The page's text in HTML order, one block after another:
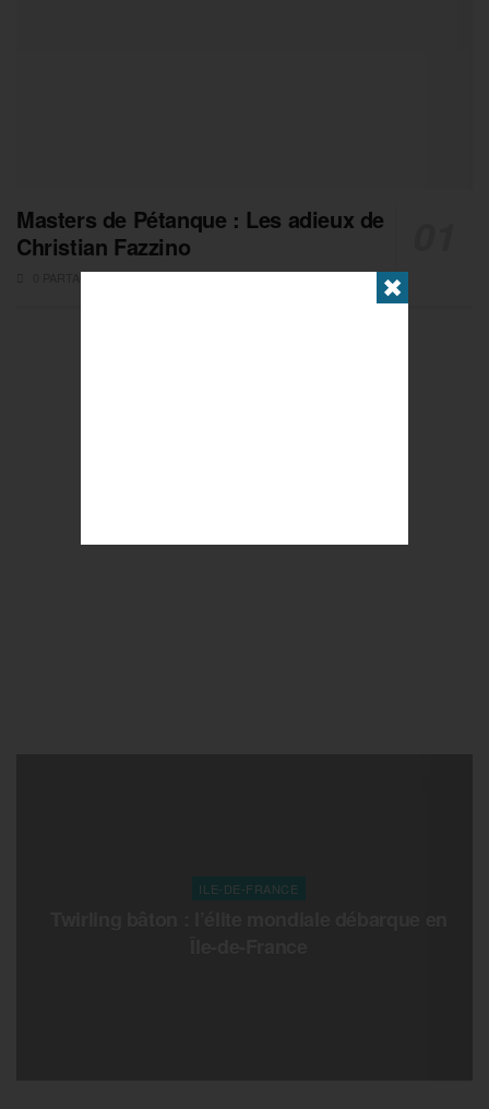
Masters de Pétanque : Les adieux de
Christian Fazzino
0 PARTAGES
ILE-DE-FRANCE
✖